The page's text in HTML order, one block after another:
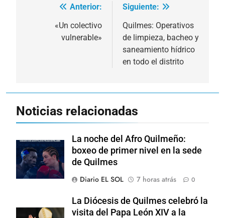
Navegación
Anterior:
«Un colectivo
vulnerable»
Siguiente:
Quilmes: Operativos
de limpieza, bacheo y
saneamiento hídrico
en todo el distrito
Noticias relacionadas
La noche del Afro Quilmeño:
boxeo de primer nivel en la sede
de Quilmes
Diario EL SOL
7 horas atrás 0
La Diócesis de Quilmes celebró la
visita del Papa León XIV a la